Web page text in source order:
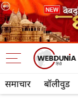
समाचार बॉलीवुड